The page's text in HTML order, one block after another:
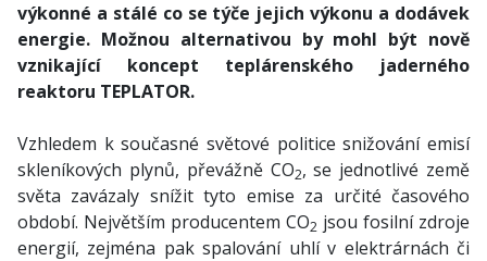
výkonné a stálé co se týče jejich výkonu a dodávek
energie. Možnou alternativou by mohl být nově
vznikající koncept teplárenského jaderného
reaktoru TEPLATOR.
Vzhledem k současné světové politice snižování emisí
skleníkových plynů, převážně CO2, se jednotlivé země
světa zavázaly snížit tyto emise za určité časového
období. Největším producentem CO2 jsou fosilní zdroje
energií, zejména pak spalování uhlí v elektrárnách či